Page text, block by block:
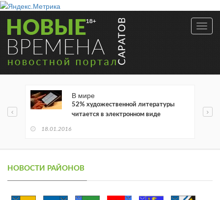
В мире
52% художественной литературы
читается в электронном виде
18.01.2016
НОВОСТИ РАЙОНОВ